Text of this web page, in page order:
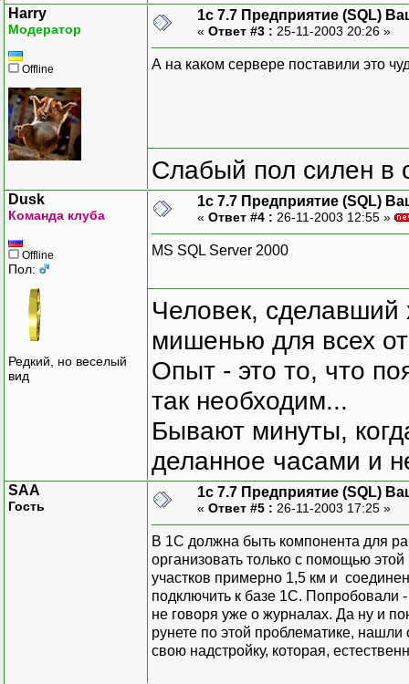
Harry
Модератор
Offline
1с 7.7 Предприятие (SQL)
« Ответ #3 : 25-11-2003 20:26 »
А на каком сервере поставили это
Слабый пол силен в
Dusk
Команда клуба
Offline
Пол:
Редкий, но веселый
вид
1с 7.7 Предприятие (SQL)
« Ответ #4 : 26-11-2003 12:55 »
MS SQL Server 2000
Человек, сделавший
мишенью для всех
Опыт - это то, что
так необходим...
Бывают минуты,
деланное часами и
SAA
Гость
1с 7.7 Предприятие (SQL)
« Ответ #5 : 26-11-2003 17:25 »
В 1С должна быть компонента для
организовать только с помощью
участков примерно 1,5 км и
подключить к базе 1С. Попробовали
не говоря уже о журналах. Да ну и
рунете по этой проблематике,
свою надстройку, которая,